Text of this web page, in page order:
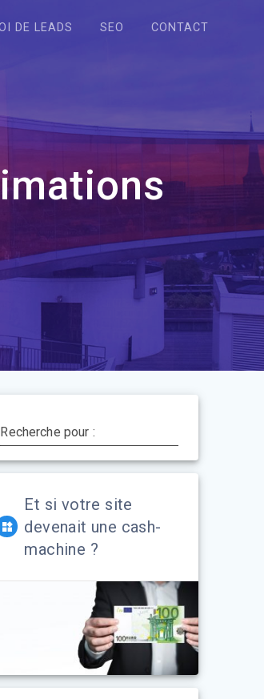
DE LEADS SEO CONTACT
Recherche pour :
Et si votre site
devenait une cash-
machine ?